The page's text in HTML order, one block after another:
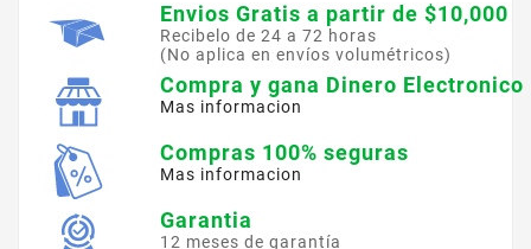
Envios Gratis a partir de $10,000
Recibelo de 24 a 72 horas
(No aplica en envíos volumétricos)
Compra y gana Dinero Electronico
Mas informacion
Compras 100% seguras
Mas informacion
Garantia
12 meses de garantía